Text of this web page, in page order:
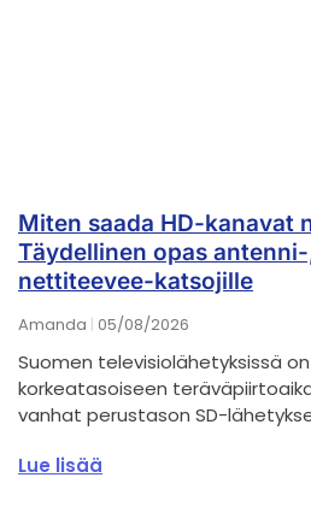
Miten saada HD-kanavat
Täydellinen opas
nettiteevee-katsojille
Amanda 05/08/2026
Suomen televisiolähetyksissä
korkeatasoiseen
vanhat perustason SD-
Lue lisää